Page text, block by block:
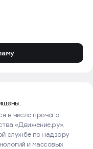
в числе прочего
«Движение.ру»,
службе по надзору
и массовых